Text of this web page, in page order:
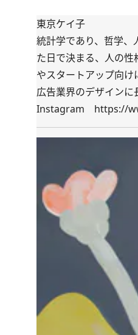
東京ケイ子
統計学であり、哲学
た日で決まる、人の
やスタートアップ向
広告業界のデザインに
Instagram https://